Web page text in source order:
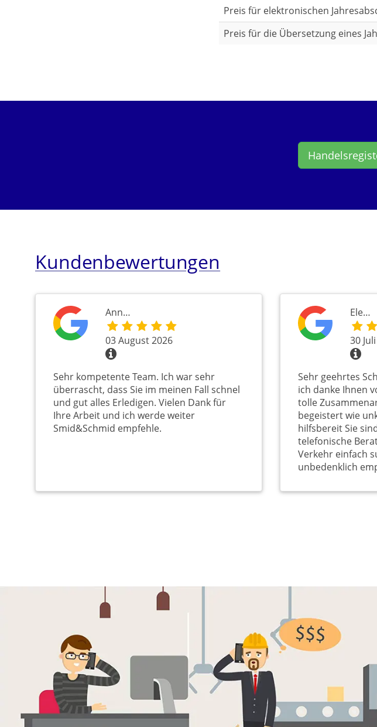
Preis für elektronischen
Preis für die Übersetzung eines
Kundenbewertungen
Ann…
03 August 2026
Sehr kompetente Team. Ich war sehr
überrascht, dass Sie im meinen Fall schnel
und gut alles Erledigen. Vielen Dank für
Ihre Arbeit und ich werde weiter
Smid&Schmid empfehle.
Ele…
30
Sehr geehrtes
ich danke Ihnen
tolle
begeistert wie
hilfsbereit Sie
telefonische
Verkehr einfach
unbedenklich